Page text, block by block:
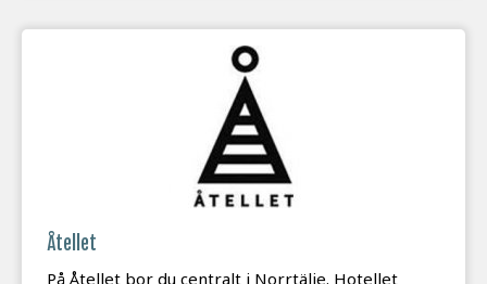
Åtellet
På Åtellet bor du centralt i Norrtälje. Hotellet